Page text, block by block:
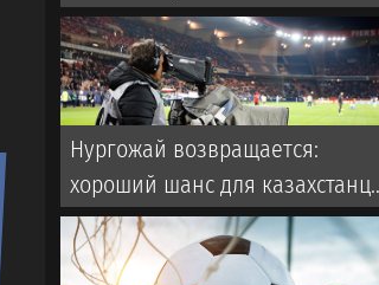
обыграть «Краснодар»
Нургожай возвращается:
хороший шанс для
поправить рекорд в UFC